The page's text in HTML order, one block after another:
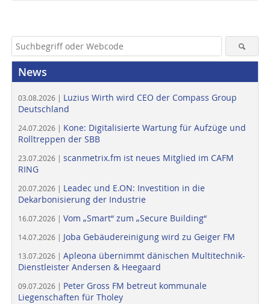
News
03.08.2026 | Luzius Wirth wird CEO der Compass Group
Deutschland
24.07.2026 | Kone: Digitalisierte Wartung für Aufzüge und
Rolltreppen der SBB
23.07.2026 | scanmetrix.fm ist neues Mitglied im CAFM
RING
20.07.2026 | Leadec und E.ON: Investition in die
Dekarbonisierung der Industrie
16.07.2026 | Vom „Smart“ zum „Secure Building“
14.07.2026 | Joba Gebäudereinigung wird zu Geiger FM
13.07.2026 | Apleona übernimmt dänischen Multitechnik-
Dienstleister Andersen & Heegaard
09.07.2026 | Peter Gross FM betreut kommunale
Liegenschaften für Tholey